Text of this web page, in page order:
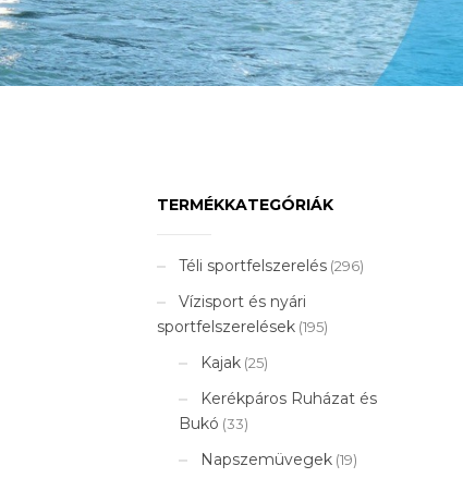
TERMÉKKATEGÓRIÁK
Téli sportfelszerelés (296)
Vízisport és nyári
sportfelszerelések (195)
Kajak (25)
Kerékpáros Ruházat és
Bukó (33)
Napszemüvegek (19)